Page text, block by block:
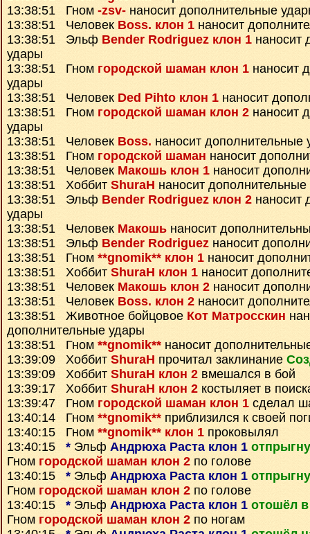
13:38:51 Гном -zsv- наносит дополнительные
13:38:51 Человек Boss. клон 1 наносит
13:38:51 Эльф Bender Rodriguez клон 1 наносит
удары
13:38:51 Гном городской шаман клон 1 наносит
удары
13:38:51 Человек Ded Pihto клон 1 наносит
13:38:51 Гном городской шаман клон 2 наносит
удары
13:38:51 Человек Boss. наносит дополнительные
13:38:51 Гном городской шаман наносит
13:38:51 Человек Макошь клон 1 наносит
13:38:51 Хоббит ShuraH наносит
13:38:51 Эльф Bender Rodriguez клон 2 наносит
удары
13:38:51 Человек Макошь наносит
13:38:51 Эльф Bender Rodriguez наносит
13:38:51 Гном **gnomik** клон 1 наносит
13:38:51 Хоббит ShuraH клон 1 наносит
13:38:51 Человек Макошь клон 2 наносит
13:38:51 Человек Boss. клон 2 наносит
13:38:51 Животное бойцовое Кот Матросскин
дополнительные удары
13:38:51 Гном **gnomik** наносит
13:39:09 Хоббит ShuraH прочитал заклинание
13:39:09 Хоббит ShuraH клон 2 вмешался в бой
13:39:17 Хоббит ShuraH клон 2 костыляет в
13:39:47 Гном городской шаман клон 1 сделал
13:40:14 Гном **gnomik** приблизился к своей
13:40:15 Гном **gnomik** клон 1 проковылял
13:40:15 * Эльф Андрюха Раста клон 1
Гном городской шаман клон 2 по голове
13:40:15 * Эльф Андрюха Раста клон 1
Гном городской шаман клон 2 по голове
13:40:15 * Эльф Андрюха Раста клон 1 отошёл
Гном городской шаман клон 2 по ногам